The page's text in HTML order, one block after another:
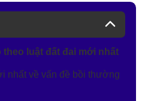
theo luật đất đai mới nhất
nhất về vấn đề bồi thường